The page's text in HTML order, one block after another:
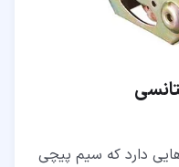
دارد که سیم پیچی